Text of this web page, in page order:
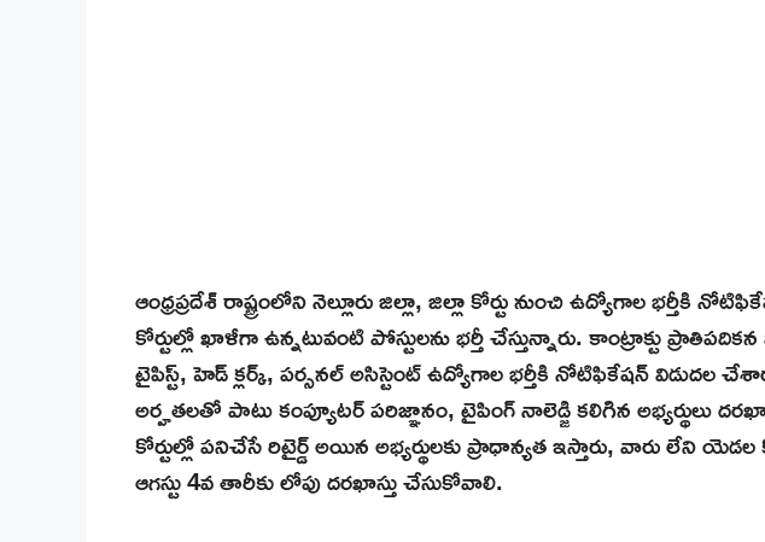
ఆంధ్రప్రదేశ్ రాష్ట్రంలోని నెల్లూరు జిల్లా, జిల్లా కోర్టు నుంచి ఉద్యోగాల భర్తీకి
కోర్టుల్లో ఖాళీగా ఉన్నటువంటి పోస్టులను భర్తీ చేస్తున్నారు. కాంట్రాక్టు
టైపిస్ట్, హెడ్ క్లర్క్, పర్సనల్ అసిస్టెంట్ ఉద్యోగాల భర్తీకి నోటిఫికేషన్ విడుదల
అర్హతలతో పాటు కంప్యూటర్ పరిజ్ఞానం, టైపింగ్ నాలెడ్జి కలిగిన అభ్యర్థులు
కోర్టుల్లో పనిచేసే రిటైర్డ్ అయిన అభ్యర్థులకు ప్రాధాన్యత ఇస్తారు, వారు లేని
ఆగస్టు 4వ తారీకు లోపు దరఖాస్తు చేసుకోవాలి.